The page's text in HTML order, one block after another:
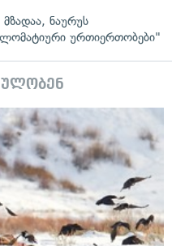
ნაურუს
ურთიერთობები"